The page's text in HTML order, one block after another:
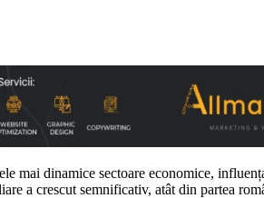
mai dinamice sectoare economice,
a crescut semnificativ, atât din partea